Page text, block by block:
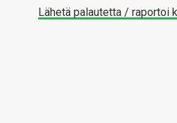
Lähetä palautetta / raportoi